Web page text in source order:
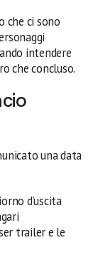
che ci sono
intendere
che concluso.
una data
d’uscita
trailer e le